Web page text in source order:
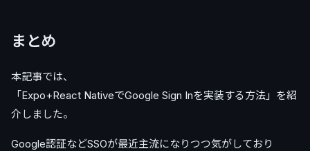
まとめ
本記事では、
「Expo+React NativeでGoogle Sign Inを実装する方法」を紹
介しました。
Google認証などSSOが最近主流になりつつ気がしており